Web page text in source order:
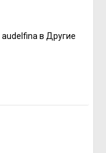
audelfina в Другие